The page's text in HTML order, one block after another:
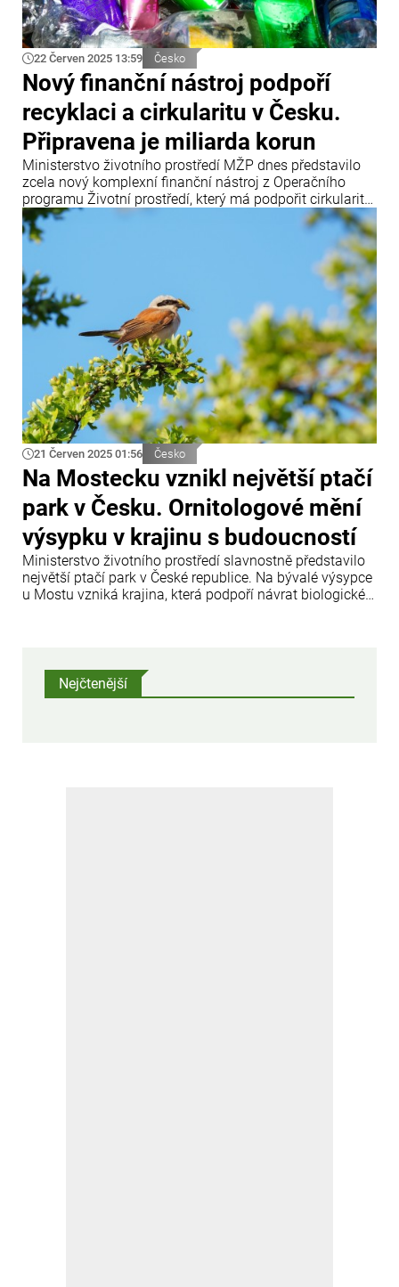
22 Červen 2025 13:59 Česko
Nový finanční nástroj podpoří
recyklaci a cirkularitu v Česku.
Připravena je miliarda korun
Ministerstvo životního prostředí MŽP dnes představilo
zcela nový komplexní finanční nástroj z Operačního
programu Životní prostředí, který má podpořit cirkularitu
a recyklaci odpadů. Na kombinaci státní záruky za úvěr
a nevratné investiční dotace je připravena jedna miliarda
korun.
21 Červen 2025 01:56 Česko
Na Mostecku vznikl největší ptačí
park v Česku. Ornitologové mění
výsypku v krajinu s budoucností
Ministerstvo životního prostředí slavnostně představilo
největší ptačí park v České republice. Na bývalé výsypce
u Mostu vzniká krajina, která podpoří návrat biologické
Nejčtenější